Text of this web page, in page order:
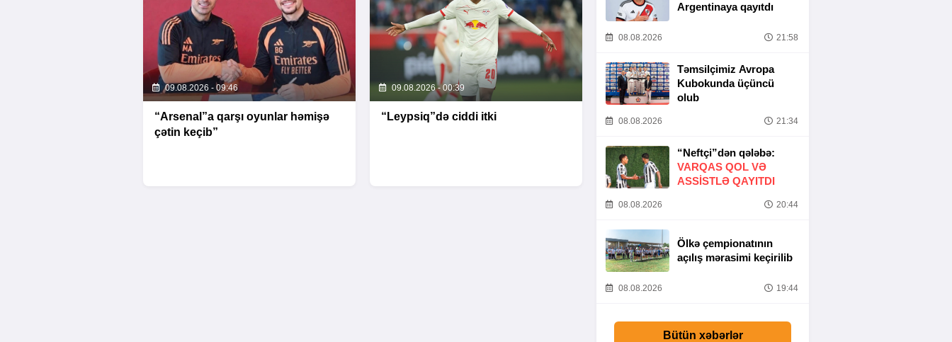
09.08.2026 - 09:46
“Arsenal”a qarşı oyunlar həmişə
çətin keçib”
09.08.2026 - 00:39
“Leypsiq”də ciddi itki
Argentinaya qayıtdı
08.08.2026 21:58
Təmsilçimiz Avropa
Kubokunda üçüncü
olub
08.08.2026 21:34
“Neftçi”dən qələbə:
VARQAS QOL VƏ
ASSİSTLƏ QAYITDI
08.08.2026 20:44
Ölkə çempionatının
açılış mərasimi keçirilib
08.08.2026 19:44
Bütün xəbərlər